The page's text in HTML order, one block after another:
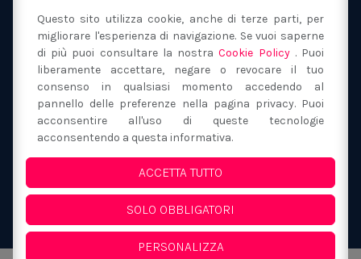
Fondazione San Filippo Neri Modena
via Sant'Orsola
40 41121 Modena
(MO)
059 217149
segreteria@fondazionesanfilipponeri.it C.F.
80017130362
Privacy Policy e Cookie
Whistleblowing
Questo sito utilizza cookie, anche di terze parti, per
migliorare l'esperienza di navigazione. Se vuoi saperne
di più puoi consultare la nostraCookie Policy . Puoi
liberamente accettare, negare o revocare il tuo
consenso in qualsiasi momento accedendo al
pannello delle preferenze nella pagina privacy. Puoi
acconsentire all'uso di queste tecnologie
acconsentendo a questa informativa.
ACCETTA TUTTO
SOLO OBBLIGATORI
PERSONALIZZA